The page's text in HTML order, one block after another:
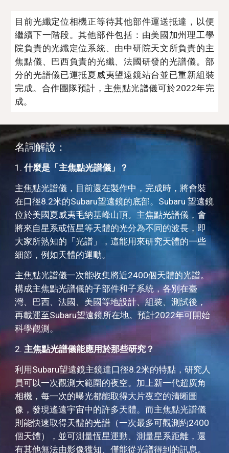
目前光纖定位相機正等待其他部件運送抵達，以便
繼續下一階段。其他部件包括：由美國加州理工學
院負責的光纖定位系統、由中研院天文所負責的主
焦點儀、巴西負責的光纖、法國研發的光譜儀。部
分的光譜儀已運抵夏威夷望遠鏡站台並已重新組裝
完成。合作團隊預計，主焦點光譜儀可於2022年完
成。
名詞解說：
1. 什麼是「主焦點光譜儀」？
主焦點光譜儀，目前還在製作中，完成時，將會裝
在口徑8.2米的Subaru望遠鏡的底部。Subaru 望遠鏡
位於美國夏威夷毛納基峰山頂。主焦點光譜儀，會
將來自星系或恆星等天體的光分為不同的波長，即
大家所熟知的「光譜」，這能用來研究天體的一些
細節，例如天體的運動。
主焦點光譜儀一次能收集將近2400個天體的光譜。
構成主焦點光譜儀的子部件和子系統，各別在臺
灣、巴西、法國、美國等地設計、組裝、測試後，
再載運至Subaru望遠鏡所在地。預計2022年可開始
科學觀測。
2. 主焦點光譜儀能應用於那些研究？
利用Subaru望遠鏡主鏡達口徑8.2米的特點，研究人
員可以一次觀測大範圍的夜空。加上新一代超廣角
相機，每一次的曝光都能取得大片夜空的清晰圖
像，發現遙遠宇宙中的許多天體。而主焦點光譜儀
則能快速取得天體的光譜（一次最多可觀測約2400
個天體），並可測量恆星運動、測量星系距離，還
有其他無法由影像獲知、僅能從光譜得到的訊息。